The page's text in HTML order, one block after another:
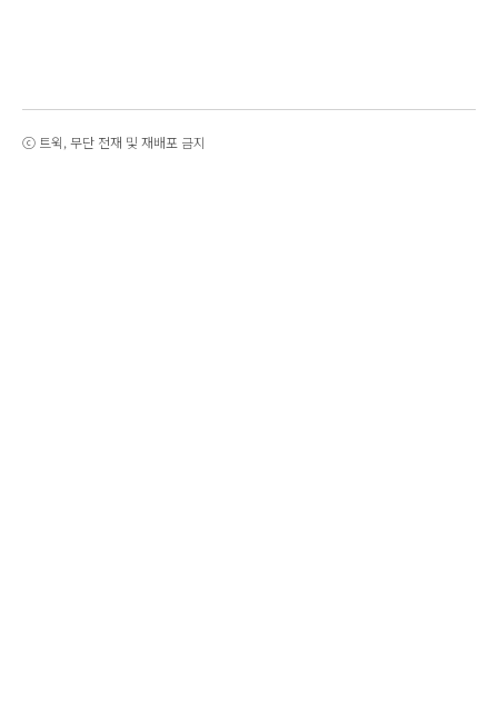
ⓒ 트윅, 무단 전재 및 재배포 금지